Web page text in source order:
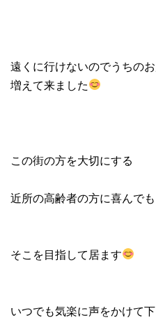
遠くに行けないのでうちの
増えて来ました
この街の方を大切にする
近所の高齢者の方に喜んで
そこを目指して居ます
いつでも気楽に声をかけて